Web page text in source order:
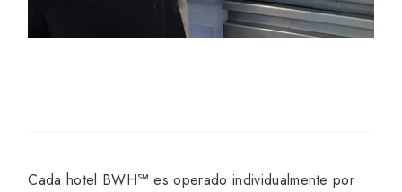
Cada hotel BWH℠ es operado individualmente por